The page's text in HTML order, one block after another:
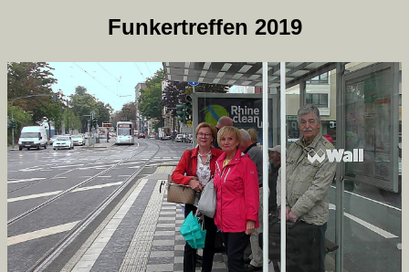
Funkertreffen 2019